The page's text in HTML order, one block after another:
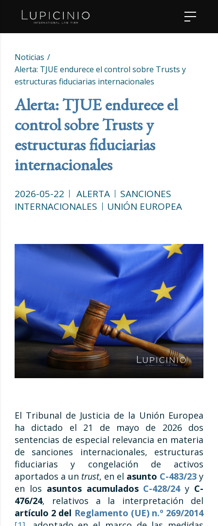
Noticias
Alerta: TJUE endurece el control sobre Trusts y
estructuras fiduciarias internacionales
Alerta: TJUE endurece el
control sobre Trusts y
estructuras fiduciarias
internacionales
2026-05-22 ALERTA
SANCIONES
INTERNACIONALES
UNIÓN EUROPEA
El Tribunal de Justicia de la Unión Europea
ha dictado el 21 de mayo de 2026 dos
sentencias de especial relevancia en materia
de sanciones internacionales, estructuras
fiduciarias y congelación de activos
aportados a un trust, en el asunto C-483/23 y
en los asuntos acumulados C-428/24y C-
476/24, relativos a la interpretación del
artículo 2 del Reglamento (UE) n.º 269/2014